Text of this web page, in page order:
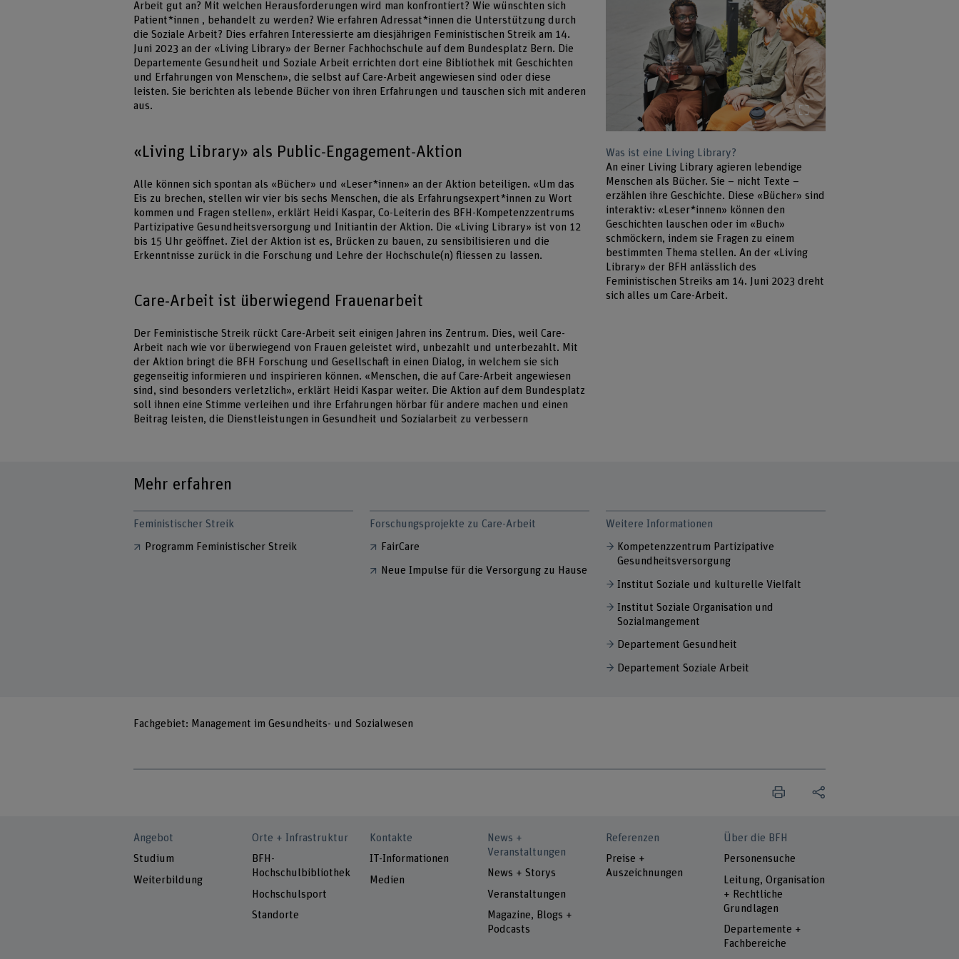
Arbeit gut an? Mit welchen Herausforderungen wird man konfrontiert? Wie wünschten sich
Patient*innen , behandelt zu werden? Wie erfahren Adressat*innen die Unterstützung durch
die Soziale Arbeit? Dies erfahren Interessierte am diesjährigen Feministischen Streik am 14.
Juni 2023 an der «Living Library» der Berner Fachhochschule auf dem Bundesplatz Bern. Die
Departemente Gesundheit und Soziale Arbeit errichten dort eine Bibliothek mit Geschichten
und Erfahrungen von Menschen», die selbst auf Care-Arbeit angewiesen sind oder diese
leisten. Sie berichten als lebende Bücher von ihren Erfahrungen und tauschen sich mit anderen
aus.
«Living Library» als Public-Engagement-Aktion
Alle können sich spontan als «Bücher» und «Leser*innen» an der Aktion beteiligen. «Um das
Eis zu brechen, stellen wir vier bis sechs Menschen, die als Erfahrungsexpert*innen zu Wort
kommen und Fragen stellen», erklärt Heidi Kaspar, Co-Leiterin des BFH-Kompetenzzentrums
Partizipative Gesundheitsversorgung und Initiantin der Aktion. Die «Living Library» ist von 12
bis 15 Uhr geöffnet. Ziel der Aktion ist es, Brücken zu bauen, zu sensibilisieren und die
Erkenntnisse zurück in die Forschung und Lehre der Hochschule(n) fliessen zu lassen.
Care-Arbeit ist überwiegend Frauenarbeit
Der Feministische Streik rückt Care-Arbeit seit einigen Jahren ins Zentrum. Dies, weil Care-
Arbeit nach wie vor überwiegend von Frauen geleistet wird, unbezahlt und unterbezahlt. Mit
der Aktion bringt die BFH Forschung und Gesellschaft in einen Dialog, in welchem sie sich
gegenseitig informieren und inspirieren können. «Menschen, die auf Care-Arbeit angewiesen
sind, sind besonders verletzlich», erklärt Heidi Kaspar weiter. Die Aktion auf dem Bundesplatz
soll ihnen eine Stimme verleihen und ihre Erfahrungen hörbar für andere machen und einen
Beitrag leisten, die Dienstleistungen in Gesundheit und Sozialarbeit zu verbessern
Bild vergrössern
Was ist eine Living Library?
An einer Living Library agieren lebendige
Menschen als Bücher. Sie – nicht Texte –
erzählen ihre Geschichte. Diese «Bücher» sind
interaktiv: «Leser*innen» können den
Geschichten lauschen oder im «Buch»
schmöckern, indem sie Fragen zu einem
bestimmten Thema stellen. An der «Living
Library» der BFH anlässlich des
Feministischen Streiks am 14. Juni 2023 dreht
sich alles um Care-Arbeit.
Mehr erfahren
Feministischer Streik
Programm Feministischer Streik
Forschungsprojekte zu Care-Arbeit
FairCare
Neue Impulse für die Versorgung zu Hause
Weitere Informationen
Kompetenzzentrum Partizipative
Gesundheitsversorgung
Institut Soziale und kulturelle Vielfalt
Institut Soziale Organisation und
Sozialmangement
Departement Gesundheit
Departement Soziale Arbeit
Fachgebiet: Management im Gesundheits- und Sozialwesen
Angebot
Studium
Weiterbildung
Orte + Infrastruktur
BFH-
Hochschulbibliothek
Hochschulsport
Standorte
Kontakte
IT-Informationen
Medien
News +
Veranstaltungen
News + Storys
Veranstaltungen
Magazine, Blogs +
Podcasts
Referenzen
Preise +
Auszeichnungen
Über die BFH
Personensuche
Leitung, Organisation
+ Rechtliche
Grundlagen
Departemente +
Fachbereiche